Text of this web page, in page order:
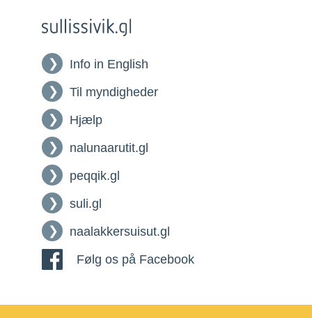
Info in English
Til myndigheder
Hjælp
nalunaarutit.gl
peqqik.gl
suli.gl
naalakkersuisut.gl
Følg os på Facebook